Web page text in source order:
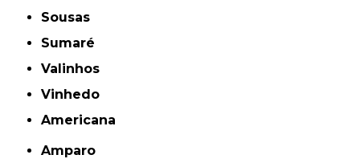
Sousas
Sumaré
Valinhos
Vinhedo
americana
Amparo